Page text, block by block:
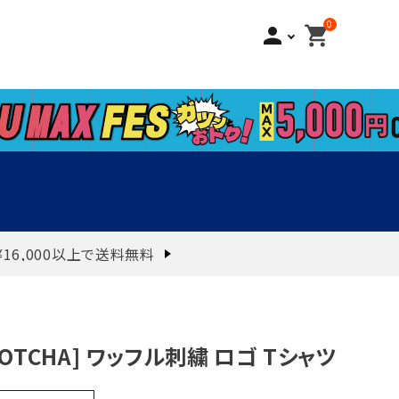
person 0
shopping_cart
以上で送料無料
ワッフル刺繍 ロゴ Tシャツ